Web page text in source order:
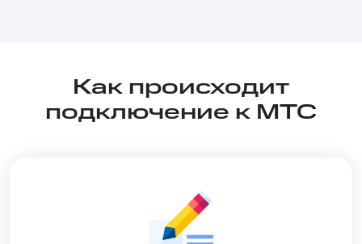
Как происходит
подключение к МТС